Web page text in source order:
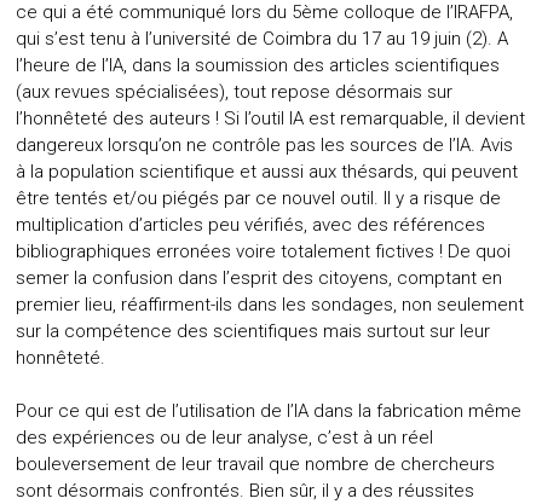
ce qui a été communiqué lors du 5ème colloque de l’IRAFPA,
qui s’est tenu à l’université de Coimbra du 17 au 19 juin (2). A
l’heure de l’IA, dans la soumission des articles scientifiques
(aux revues spécialisées), tout repose désormais sur
l’honnêteté des auteurs ! Si l’outil IA est remarquable, il devient
dangereux lorsqu’on ne contrôle pas les sources de l’IA. Avis
à la population scientifique et aussi aux thésards, qui peuvent
être tentés et/ou piégés par ce nouvel outil. Il y a risque de
multiplication d’articles peu vérifiés, avec des références
bibliographiques erronées voire totalement fictives ! De quoi
semer la confusion dans l’esprit des citoyens, comptant en
premier lieu, réaffirment-ils dans les sondages, non seulement
sur la compétence des scientifiques mais surtout sur leur
honnêteté.
Pour ce qui est de l’utilisation de l’IA dans la fabrication même
des expériences ou de leur analyse, c’est à un réel
bouleversement de leur travail que nombre de chercheurs
sont désormais confrontés. Bien sûr, il y a des réussites